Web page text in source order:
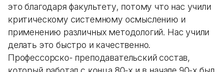
это благодаря факультету, потому что нас учили
критическому системному осмыслению и
применению различных методологий. Нас учили
делать это быстро и качественно.
Профессорско- преподавательский состав,